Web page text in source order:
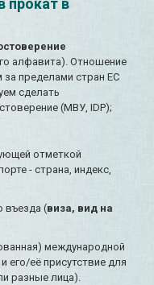
прокат в
алфавита). Отношение
пределами стран ЕС
сделать
(МВУ, IDP);
отметкой
- страна, индекс,
въезда (виза, вид на
международной
его/её присутствие для
разные лица).